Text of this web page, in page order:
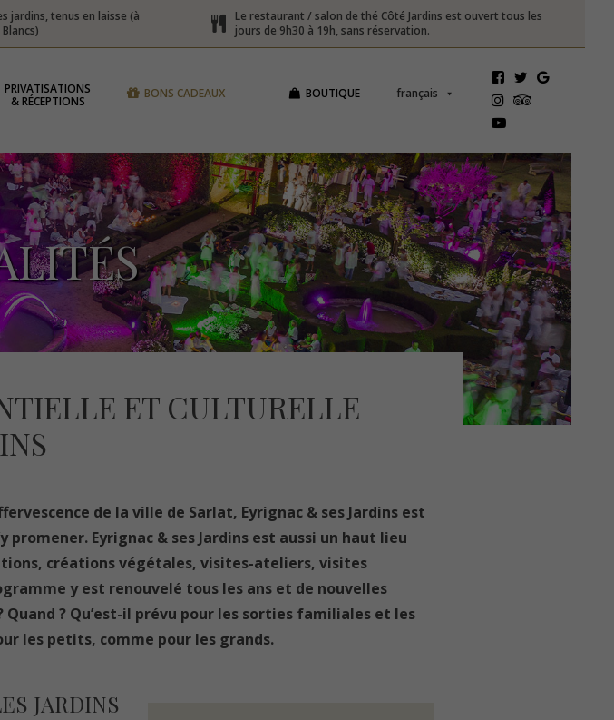
jardins, tenus en laisse (à
Le restaurant / salon de thé Côté Jardins est ouvert tous les
jours de 9h30 à 19h, sans réservation.
PRIVATISATIONS
& RÉCEPTIONS
français
BOUTIQUE
BONS CADEAUX
ET CULTURELLE
de la ville de Sarlat, Eyrignac & ses Jardins est
Eyrignac & ses Jardins est aussi un haut lieu
créations végétales, visites-ateliers, visites
y est renouvelé tous les ans et de nouvelles
? Qu’est-il prévu pour les sorties familiales et les
les petits, comme pour les grands.
JARDINS